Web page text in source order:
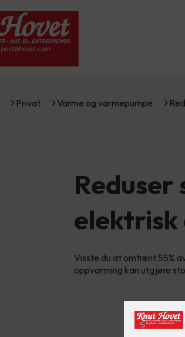
Privat Varme og varmepumpe
elektrisk
Visste du at omtrent 55%
oppvarming kan utgjøre